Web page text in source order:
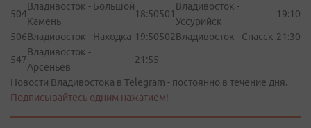
504
Владивосток - Большой
Камень
18:50501
Владивосток -
Уссурийск
19:10
506Владивосток - Находка 19:50502Владивосток - Спасск 21:30
547
Владивосток -
Арсеньев
21:55
Новости Владивостока в Telegram - постоянно в течение дня.
Подписывайтесь одним нажатием!